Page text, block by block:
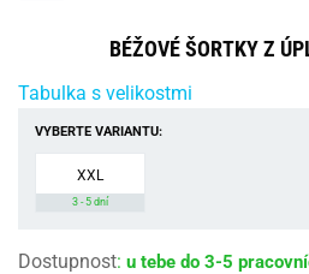
BÉŽOVÉ ŠORTKY Z
Tabulka s velikostmi
VYBERTE VARIANTU:
XXL
3 - 5 dní
Dostupnost: u tebe do 3-5